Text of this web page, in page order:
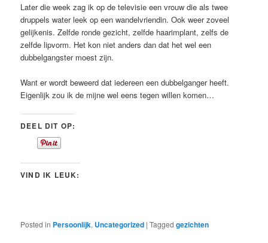
Later die week zag ik op de televisie een vrouw die als twee
druppels water leek op een wandelvriendin. Ook weer zoveel
gelijkenis. Zelfde ronde gezicht, zelfde haarimplant, zelfs de
zelfde lipvorm. Het kon niet anders dan dat het wel een
dubbelgangster moest zijn.
Want er wordt beweerd dat iedereen een dubbelganger heeft.
Eigenlijk zou ik de mijne wel eens tegen willen komen…
DEEL DIT OP:
VIND IK LEUK:
Posted in Persoonlijk, Uncategorized |Tagged gezichten